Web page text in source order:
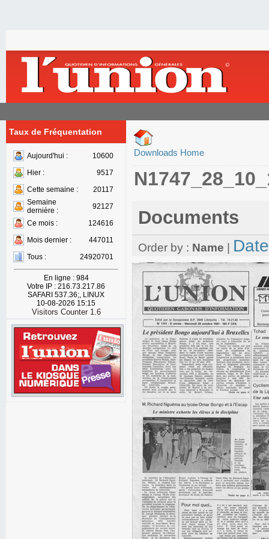
Taux de Fréquentation
Aujourd'hui :
10600
Hier :
9517
Cette semaine :
20117
Semaine
dernière :
92127
Ce mois :
124616
Mois dernier :
447011
Tous :
24920701
En ligne : 984
Votre IP : 216.73.217.86
SAFARI 537.36;, LINUX
10-08-2026 15:15
Visitors Counter 1.6
Downloads Home
Documents
Order by : Name Date